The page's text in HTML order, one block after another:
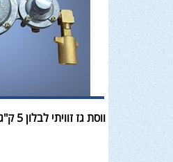
ווסת גז זוויתי לבלון 5 ק"ג עם חיבור ניתוק מהיר - 6.5 קג"ש